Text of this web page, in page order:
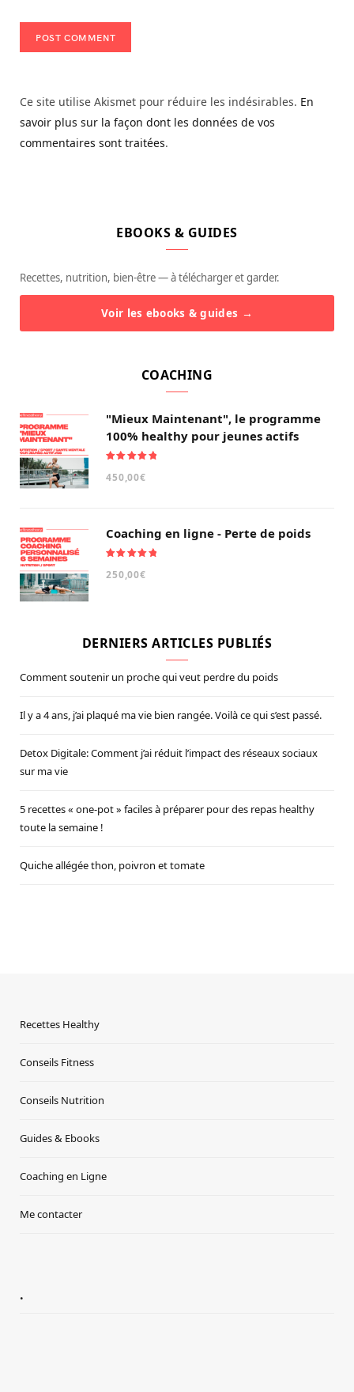
Ce site utilise Akismet pour réduire les indésirables. En
savoir plus sur la façon dont les données de vos
commentaires sont traitées.
EBOOKS & GUIDES
Recettes, nutrition, bien-être — à télécharger et garder.
Voir les ebooks & guides →
COACHING
"Mieux Maintenant", le programme
100% healthy pour jeunes actifs
sur 5
450,00€
Coaching en ligne - Perte de poids
sur 5
250,00€
DERNIERS ARTICLES PUBLIÉS
Comment soutenir un proche qui veut perdre du poids
Il y a 4 ans, j’ai plaqué ma vie bien rangée. Voilà ce qui s’est passé.
Detox Digitale: Comment j’ai réduit l’impact des réseaux sociaux
sur ma vie
5 recettes « one-pot » faciles à préparer pour des repas healthy
toute la semaine !
Quiche allégée thon, poivron et tomate
Recettes Healthy
Conseils Fitness
Conseils Nutrition
Guides & Ebooks
Coaching en Ligne
Me contacter
.